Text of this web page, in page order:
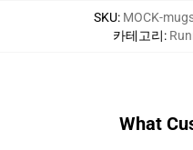
SKU: MOCK-
카테고리:
What